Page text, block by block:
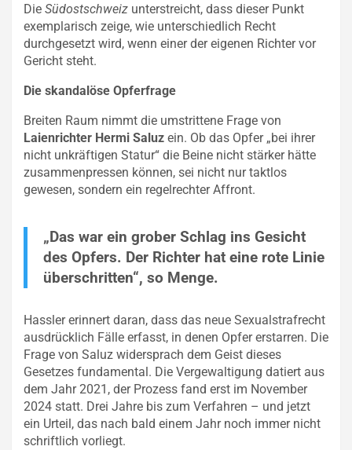
Die Südostschweiz unterstreicht, dass dieser Punkt
exemplarisch zeige, wie unterschiedlich Recht
durchgesetzt wird, wenn einer der eigenen Richter vor
Gericht steht.
Die skandalöse Opferfrage
Breiten Raum nimmt die umstrittene Frage von
Laienrichter Hermi Saluz ein. Ob das Opfer „bei ihrer
nicht unkräftigen Statur“ die Beine nicht stärker hätte
zusammenpressen können, sei nicht nur taktlos
gewesen, sondern ein regelrechter Affront.
„Das war ein grober Schlag ins Gesicht
des Opfers. Der Richter hat eine rote Linie
überschritten“, so Menge.
Hassler erinnert daran, dass das neue Sexualstrafrecht
ausdrücklich Fälle erfasst, in denen Opfer erstarren. Die
Frage von Saluz widersprach dem Geist dieses
Gesetzes fundamental. Die Vergewaltigung datiert aus
dem Jahr 2021, der Prozess fand erst im November
2024 statt. Drei Jahre bis zum Verfahren – und jetzt
ein Urteil, das nach bald einem Jahr noch immer nicht
schriftlich vorliegt.